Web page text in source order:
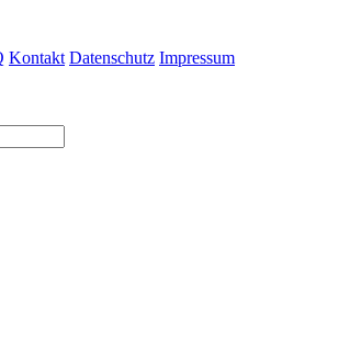
Kontakt Datenschutz Impressum